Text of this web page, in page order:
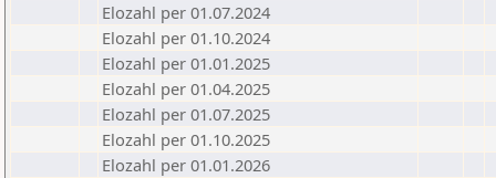
Elozahl per 01.07.2024
Elozahl per 01.10.2024
Elozahl per 01.01.2025
Elozahl per 01.04.2025
Elozahl per 01.07.2025
Elozahl per 01.10.2025
Elozahl per 01.01.2026